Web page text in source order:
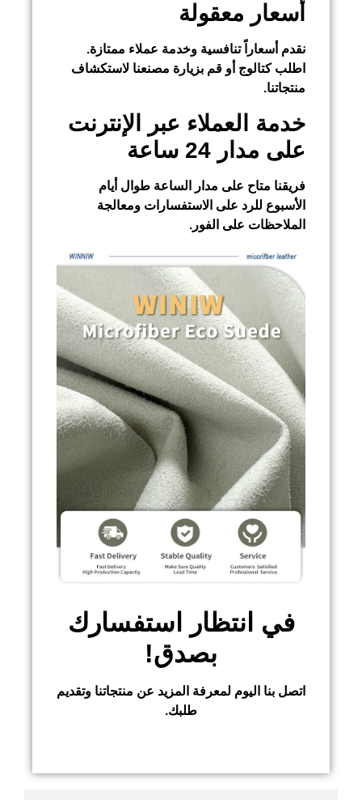
أسعار معقولة
نقدم أسعاراً تنافسية وخدمة عملاء ممتازة.
اطلب كتالوج أو قم بزيارة مصنعنا لاستكشاف
منتجاتنا.
خدمة العملاء عبر الإنترنت
على مدار 24 ساعة
فريقنا متاح على مدار الساعة طوال أيام
الأسبوع للرد على الاستفسارات ومعالجة
الملاحظات على الفور.
في انتظار استفسارك
بصدق!
اتصل بنا اليوم لمعرفة المزيد عن منتجاتنا وتقديم
طلبك.